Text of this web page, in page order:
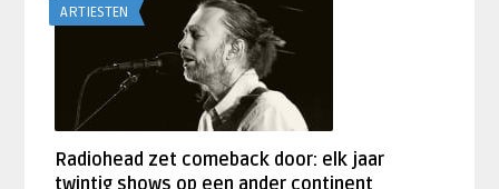
ARTIESTEN
Radiohead zet comeback door: elk jaar
twintig shows op een ander continent